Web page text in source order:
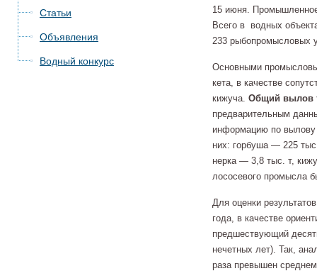
Статьи
Объявления
Водный конкурс
15 июня.
Всего в водных
233 рыбопромысловых
Основными
кета, в качестве
кижуча. Общий вылов
предварительным
информацию по
них: горбуша — 225
нерка — 3,8 тыс. т,
лососевого промысла
Для оценки
года, в качестве
предшествующий
нечетных лет). Так,
раза превышен